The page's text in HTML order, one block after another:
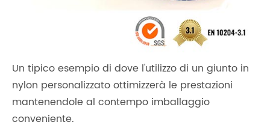
Un tipico esempio di dove l'utilizzo di un giunto in
nylon personalizzato ottimizzerà le prestazioni
mantenendole al contempo imballaggio
conveniente.